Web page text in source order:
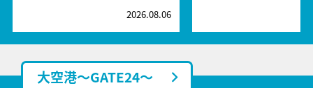
2026.08.06
大空港～GATE24～